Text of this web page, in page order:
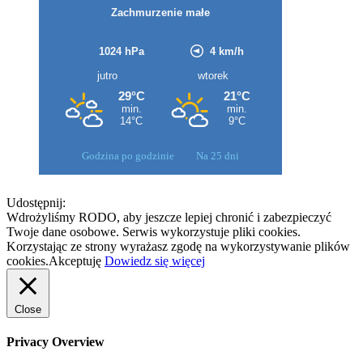
Godzina po godzinie Na 25 dni
Udostępnij:
Wdrożyliśmy RODO, aby jeszcze lepiej chronić i zabezpieczyć
Twoje dane osobowe. Serwis wykorzystuje pliki cookies.
Korzystając ze strony wyrażasz zgodę na wykorzystywanie plików
cookies.Akceptuję Dowiedz się więcej
Close
Privacy Overview